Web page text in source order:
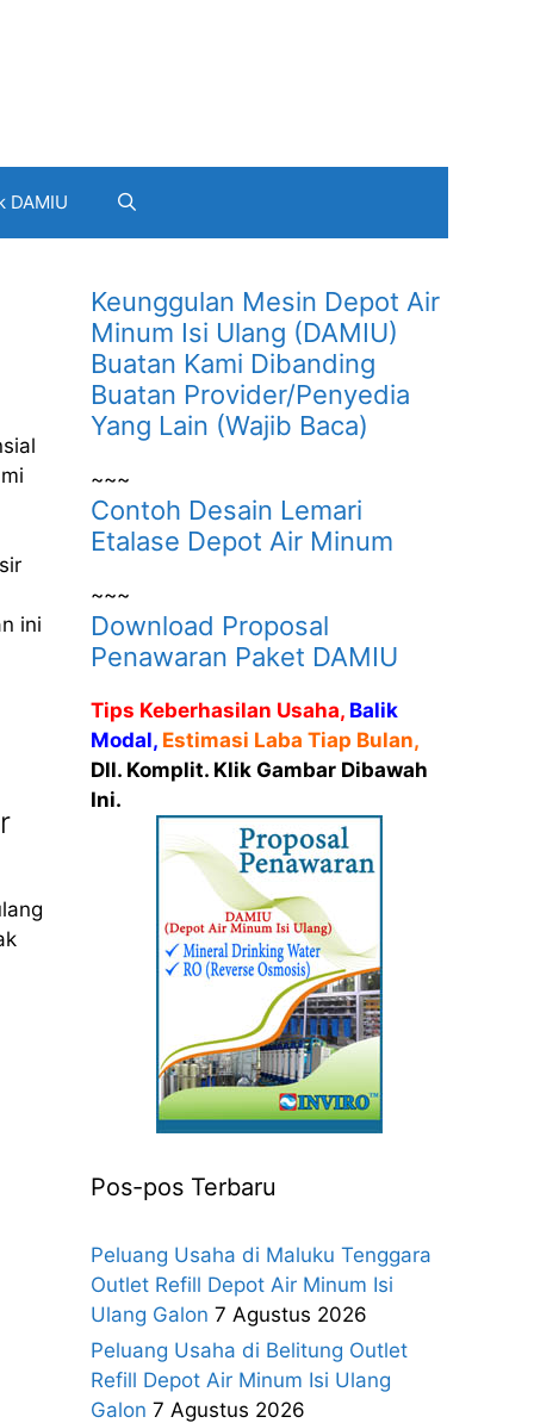
DAMIU
ini
Keunggulan Mesin Depot Air
Minum Isi Ulang (DAMIU)
Buatan Kami Dibanding
Buatan Provider/Penyedia
Yang Lain (Wajib Baca)
~~~
Contoh Desain Lemari
Etalase Depot Air Minum
~~~
Download Proposal
Penawaran Paket DAMIU
Tips Keberhasilan Usaha, Balik
Modal, Estimasi Laba Tiap Bulan,
Dll. Komplit. Klik Gambar Dibawah
Ini.
Pos-pos Terbaru
Peluang Usaha di Maluku Tenggara
Outlet Refill Depot Air Minum Isi
Ulang Galon 7 Agustus 2026
Peluang Usaha di Belitung Outlet
Refill Depot Air Minum Isi Ulang
Galon 7 Agustus 2026